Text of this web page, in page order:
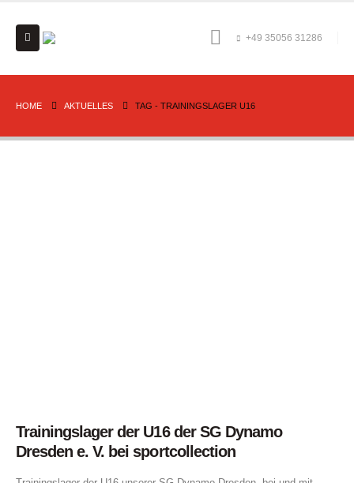
+49 35056 31286
HOME AKTUELLES TAG - TRAININGSLAGER U16
Trainingslager der U16 der SG Dynamo
Dresden e. V. bei sportcollection